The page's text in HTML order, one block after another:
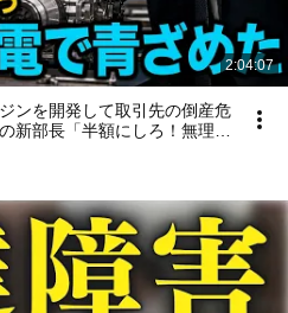
2:04:07
ンを開発して取引先の倒産危
新部長「半額にしろ！無理な
後、部長から鬼電→俺「お宅
みです」